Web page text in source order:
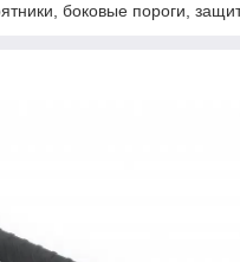
боковые пороги,